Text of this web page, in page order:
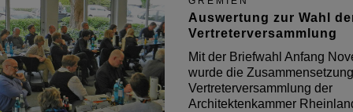
Im Mittelpunkt
die Themen
und
Architektenkammer
Westfalen sprach sich für
Modell „GeneralistPlus“
Auswertung zur Wahl
Vertreterversammlung
Mit der Briefwahl Anfang
wurde die
Vertreterversammlung der
Architektenkammer